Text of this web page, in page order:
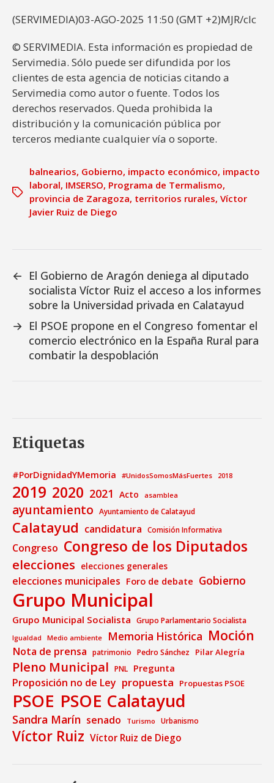
(SERVIMEDIA)03-AGO-2025 11:50 (GMT +2)MJR/clc
© SERVIMEDIA. Esta información es propiedad de
Servimedia. Sólo puede ser difundida por los
clientes de esta agencia de noticias citando a
Servimedia como autor o fuente. Todos los
derechos reservados. Queda prohibida la
distribución y la comunicación pública por
terceros mediante cualquier vía o soporte.
balnearios, Gobierno, impacto económico, impacto
laboral, IMSERSO, Programa de Termalismo,
provincia de Zaragoza, territorios rurales, Víctor
Javier Ruiz de Diego
← El Gobierno de Aragón deniega al diputado
socialista Víctor Ruiz el acceso a los informes
sobre la Universidad privada en Calatayud
→ El PSOE propone en el Congreso fomentar el
comercio electrónico en la España Rural para
combatir la despoblación
Etiquetas
#PorDignidadYMemoria #UnidosSomosMásFuertes 2018
2019 2020 2021 Acto asamblea
ayuntamiento Ayuntamiento de Calatayud
Calatayud candidatura Comisión Informativa
Congreso Congreso de los Diputados
elecciones elecciones generales
elecciones municipales Foro de debate Gobierno
Grupo Municipal
Grupo Municipal Socialista Grupo Parlamentario Socialista
Igualdad Medio ambiente Memoria Histórica Moción
Nota de prensa patrimonio Pedro Sánchez Pilar Alegría
Pleno Municipal PNL Pregunta
Proposición no de Ley propuesta Propuestas PSOE
PSOE PSOE Calatayud
Sandra Marín senado Turismo Urbanismo
Víctor Ruiz Víctor Ruiz de Diego